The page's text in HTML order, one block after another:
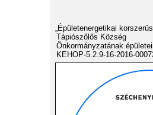
„Épületenergetikai
Tápiószőlős Község
Önkormányzatának
KEHOP-5.2.9-16-2016-